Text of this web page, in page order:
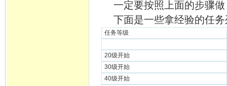
一定要按照上面的步骤做
下面是一些拿经验的任务
任务等级
20级开始
30级开始
40级开始